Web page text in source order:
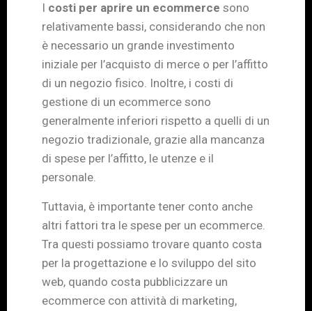
I costi per aprire un ecommerce sono
relativamente bassi, considerando che non
è necessario un grande investimento
iniziale per l’acquisto di merce o per l’affitto
di un negozio fisico. Inoltre, i costi di
gestione di un ecommerce sono
generalmente inferiori rispetto a quelli di un
negozio tradizionale, grazie alla mancanza
di spese per l’affitto, le utenze e il
personale.
Tuttavia, è importante tener conto anche
altri fattori tra le spese per un ecommerce.
Tra questi possiamo trovare quanto costa
per la progettazione e lo sviluppo del sito
web, quando costa pubblicizzare un
ecommerce con attività di marketing,